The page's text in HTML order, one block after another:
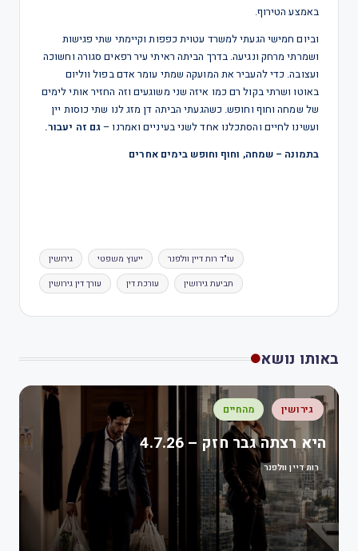
באמצע הטירוף.
וביום חמישי הגעתי למשרד עטוית כפפות וקיימתי שתי פגישות
ושמרתי מרחק ונגיעה. בדרך הביתה ראיתי עיר רפאים סגורה וחשוכה
ועצובה. כדי להעביר את המועקה שמתי עומר אדם בפול ווליום
באוטו ושרתי בקול רם כמו איזה שני משוגעים וזה החזיר אותי לימים
של שמחה וחוף וחופש. כשהגעתי הביתה דן מזג לנו שתי כוסות יין
ועשינו לחיים והסתכלנו אחד לשני בעיניים ואמרנו –גם זה יעבור.
בתמונה – שמחה, וחוף וחופש בימים אחרים
גירושין ייעוץ משפטי עו"ד רות דיין וולפנר
עורך דין גירושין עורכת דין תביעת גירושין
באותו נושא
גירושין מהחיים
היא רצתה גבר חזק – 4.7.26
רות דיין וולפנר